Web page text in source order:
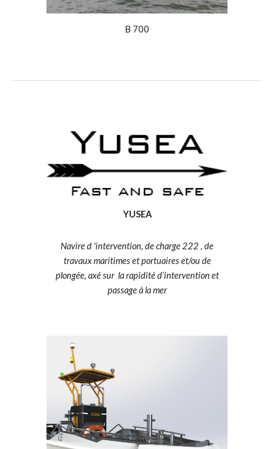
B 700
YUSEA
Navire d 'intervention, de charge 222 , de
travaux maritimes et portuaires et/ou de
plongée, axé sur la rapidité d’intervention et
passage à la mer